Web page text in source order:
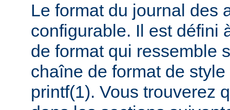
Le format du journal des
configurable. Il est défini
de format qui ressemble
chaîne de format de
printf(1). Vous trouverez